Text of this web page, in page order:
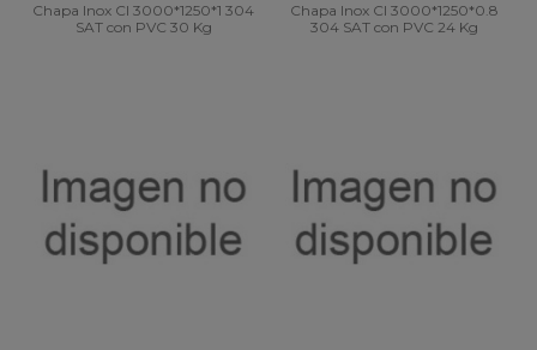
Chapa Inox CI 3000*1250*1 304
SAT con PVC 30 Kg
Chapa Inox CI 3000*1250*0.8
304 SAT con PVC 24 Kg